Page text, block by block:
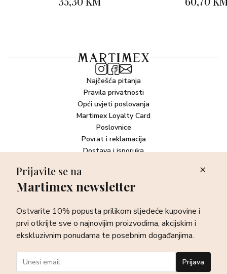
Najčešća pitanja
Pravila privatnosti
Opći uvjeti poslovanja
Martimex Loyalty Card
Poslovnice
Povrat i reklamacija
Dostava i isporuka
Newsletter
sve o najnovijim proizvodima, akcijskim i ekskluzivnim
ponudama te posebnim događanjima.
Prijava
Prijavite se na
Martimex newsletter
Ostvarite 10% popusta prilikom sljedeće kupovine i
prvi otkrijte sve o najnovijim proizvodima, akcijskim i
ekskluzivnim ponudama te posebnim događanjima.
Prijava